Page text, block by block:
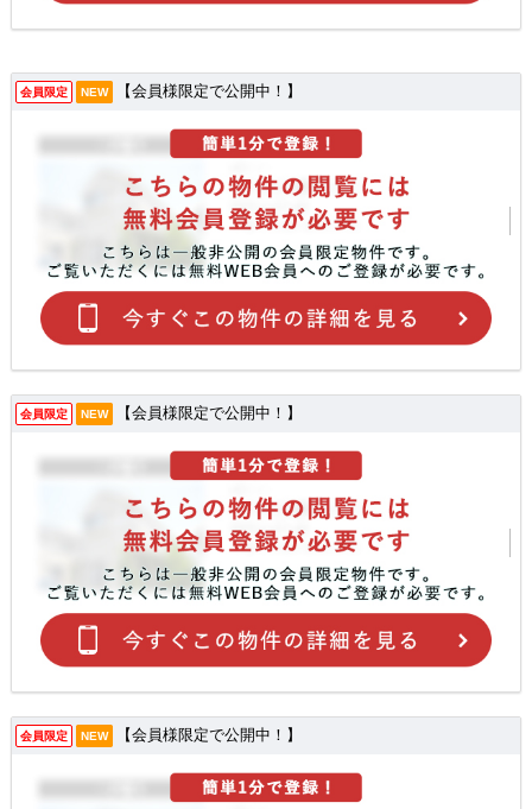
会員限定 NEW 【会員様限定で公開中！】
会員限定 NEW 【会員様限定で公開中！】
会員限定 NEW 【会員様限定で公開中！】